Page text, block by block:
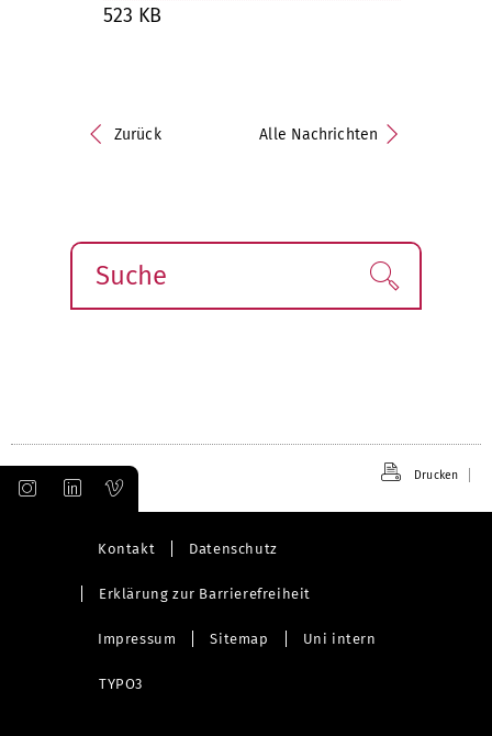
523 KB
Zurück Alle Nachrichten
Suche Finden!
Drucken
Kontakt Datenschutz
Erklärung zur Barrierefreiheit
Impressum Sitemap Uni intern
TYPO3